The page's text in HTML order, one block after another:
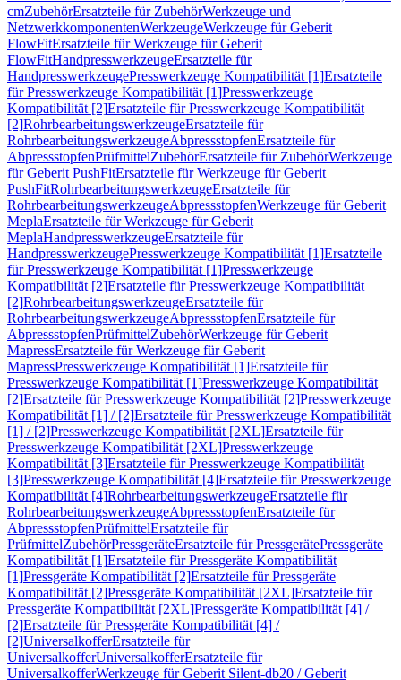
cmZubehörErsatzteile für ZubehörWerkzeuge und
NetzwerkkomponentenWerkzeugeWerkzeuge für Geberit
FlowFitErsatzteile für Werkzeuge für Geberit
FlowFitHandpresswerkzeugeErsatzteile für
HandpresswerkzeugePresswerkzeuge Kompatibilität [1]Ersatzteile
für Presswerkzeuge Kompatibilität [1]Presswerkzeuge
Kompatibilität [2]Ersatzteile für Presswerkzeuge Kompatibilität
[2]RohrbearbeitungswerkzeugeErsatzteile für
RohrbearbeitungswerkzeugeAbpressstopfenErsatzteile für
AbpressstopfenPrüfmittelZubehörErsatzteile für ZubehörWerkzeuge
für Geberit PushFitErsatzteile für Werkzeuge für Geberit
PushFitRohrbearbeitungswerkzeugeErsatzteile für
RohrbearbeitungswerkzeugeAbpressstopfenWerkzeuge für Geberit
MeplaErsatzteile für Werkzeuge für Geberit
MeplaHandpresswerkzeugeErsatzteile für
HandpresswerkzeugePresswerkzeuge Kompatibilität [1]Ersatzteile
für Presswerkzeuge Kompatibilität [1]Presswerkzeuge
Kompatibilität [2]Ersatzteile für Presswerkzeuge Kompatibilität
[2]RohrbearbeitungswerkzeugeErsatzteile für
RohrbearbeitungswerkzeugeAbpressstopfenErsatzteile für
AbpressstopfenPrüfmittelZubehörWerkzeuge für Geberit
MapressErsatzteile für Werkzeuge für Geberit
MapressPresswerkzeuge Kompatibilität [1]Ersatzteile für
Presswerkzeuge Kompatibilität [1]Presswerkzeuge Kompatibilität
[2]Ersatzteile für Presswerkzeuge Kompatibilität [2]Presswerkzeuge
Kompatibilität [1] / [2]Ersatzteile für Presswerkzeuge Kompatibilität
[1] / [2]Presswerkzeuge Kompatibilität [2XL]Ersatzteile für
Presswerkzeuge Kompatibilität [2XL]Presswerkzeuge
Kompatibilität [3]Ersatzteile für Presswerkzeuge Kompatibilität
[3]Presswerkzeuge Kompatibilität [4]Ersatzteile für Presswerkzeuge
Kompatibilität [4]RohrbearbeitungswerkzeugeErsatzteile für
RohrbearbeitungswerkzeugeAbpressstopfenErsatzteile für
AbpressstopfenPrüfmittelErsatzteile für
PrüfmittelZubehörPressgeräteErsatzteile für PressgerätePressgeräte
Kompatibilität [1]Ersatzteile für Pressgeräte Kompatibilität
[1]Pressgeräte Kompatibilität [2]Ersatzteile für Pressgeräte
Kompatibilität [2]Pressgeräte Kompatibilität [2XL]Ersatzteile für
Pressgeräte Kompatibilität [2XL]Pressgeräte Kompatibilität [4] /
[2]Ersatzteile für Pressgeräte Kompatibilität [4] /
[2]UniversalkofferErsatzteile für
UniversalkofferUniversalkofferErsatzteile für
UniversalkofferWerkzeuge für Geberit Silent-db20 / Geberit